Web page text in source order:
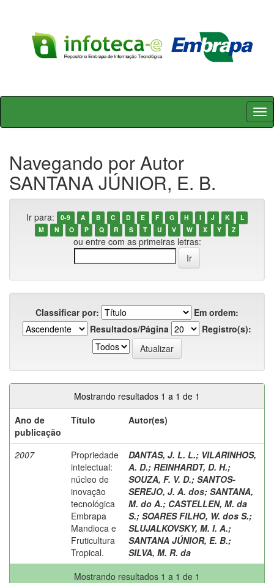
Skip
Navegando por Autor
SANTANA JÚNIOR, E. B.
Ir para: 0-9 A B C D E F G H I J K
L
M
N O P Q R S T U V W X Y Z
ou entre com as primeiras letras:
Classificar por:
Em ordem:
Resultados/Página
Registro(s):
Mostrando resultados 1 a 1 de 1
Ano de
publicação
Título Autor(es)
2007
Propriedade
intelectual:
núcleo de
inovação
tecnológica
Embrapa
Mandioca e
Fruticultura
Tropical.
DANTAS, J. L. L.; VILARINHOS,
A. D.; REINHARDT, D. H.;
SOUZA, F. V. D.; SANTOS-
SEREJO, J. A. dos; SANTANA,
M. do A.; CASTELLEN, M. da
S.; SOARES FILHO, W. dos S.;
SLUJALKOVSKY, M. I. A.;
SANTANA JÚNIOR, E. B.;
SILVA, M. R. da
Mostrando resultados 1 a 1 de 1